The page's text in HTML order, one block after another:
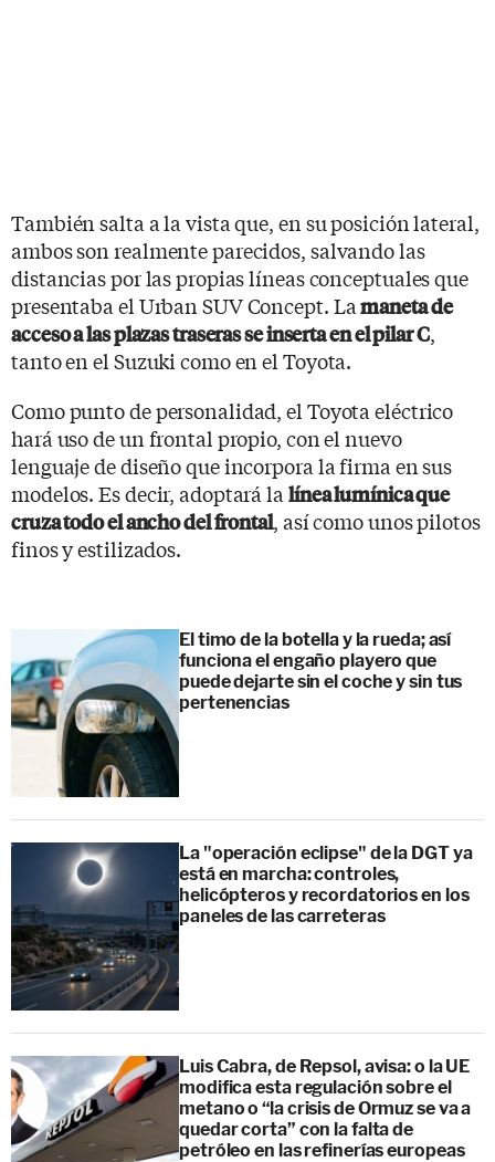
También salta a la vista que, en su posición lateral,
ambos son realmente parecidos, salvando las
distancias por las propias líneas conceptuales que
presentaba el Urban SUV Concept. Lamaneta de
acceso a las plazas traseras se inserta en el pilar C,
tanto en el Suzuki como en el Toyota.
Como punto de personalidad, el Toyota eléctrico
hará uso de un frontal propio, con el nuevo
lenguaje de diseño que incorpora la firma en sus
modelos. Es decir, adoptará la línea lumínica que
cruza todo el ancho del frontal, así como unos pilotos
finos y estilizados.
El timo de la botella y la rueda; así
funciona el engaño playero que
puede dejarte sin el coche y sin tus
pertenencias
La "operación eclipse" de la DGT ya
está en marcha: controles,
helicópteros y recordatorios en los
paneles de las carreteras
Luis Cabra, de Repsol, avisa: o la UE
modifica esta regulación sobre el
metano o “la crisis de Ormuz se va a
quedar corta” con la falta de
petróleo en las refinerías europeas